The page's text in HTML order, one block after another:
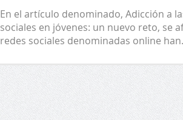
En el artículo denominado, Adicción a
sociales en jóvenes: un nuevo reto, se
redes sociales denominadas online